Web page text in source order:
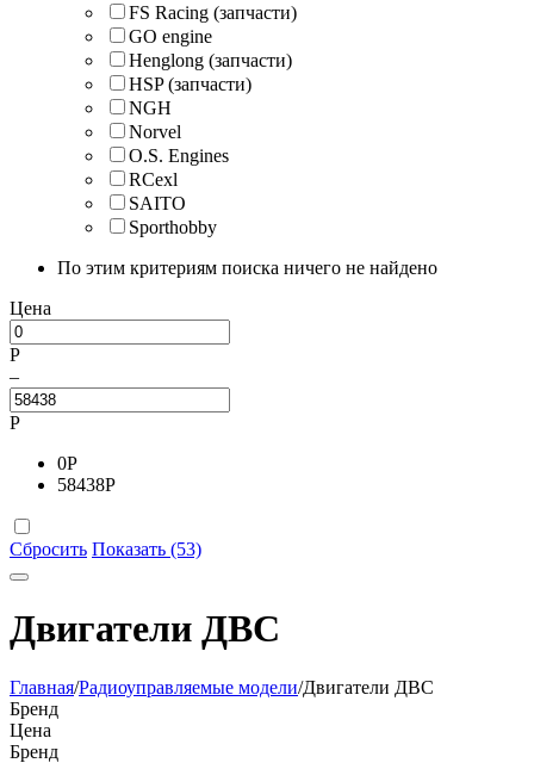
FS Racing (запчасти)
GO engine
Henglong (запчасти)
HSP (запчасти)
NGH
Norvel
O.S. Engines
RCexl
SAITO
Sporthobby
По этим критериям поиска ничего не найдено
Цена
Р
–
Р
0Р
58438Р
Сбросить Показать (53)
Двигатели ДВС
Главная/Радиоуправляемые модели/Двигатели ДВС
Бренд
Цена
Бренд